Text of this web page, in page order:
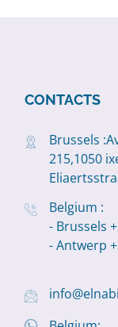
CONTACTS
Brussels
215,1050
Belgium :
- Brussels
- Antwerp